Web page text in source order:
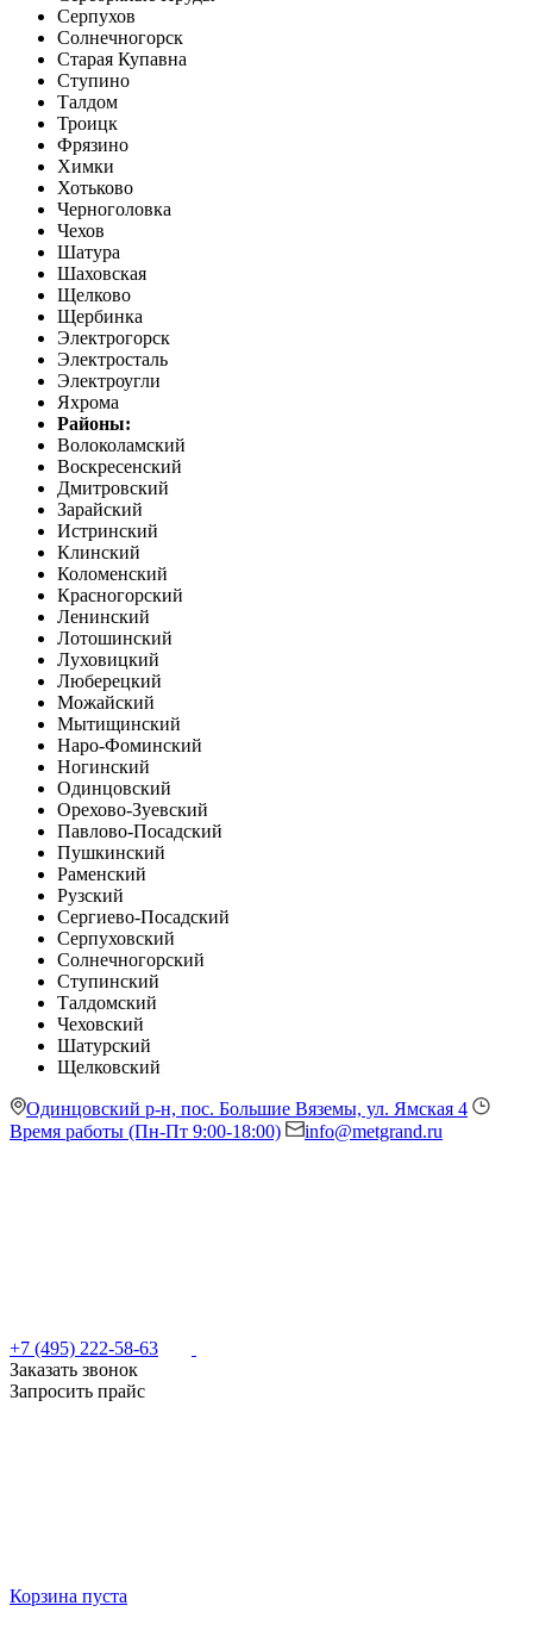
Серпухов
Солнечногорск
Старая Купавна
Ступино
Талдом
Троицк
Фрязино
Химки
Хотьково
Черноголовка
Чехов
Шатура
Шаховская
Щелково
Щербинка
Электрогорск
Электросталь
Электроугли
Яхрома
Районы:
Волоколамский
Воскресенский
Дмитровский
Зарайский
Истринский
Клинский
Коломенский
Красногорский
Ленинский
Лотошинский
Луховицкий
Люберецкий
Можайский
Мытищинский
Наро-Фоминский
Ногинский
Одинцовский
Орехово-Зуевский
Павлово-Посадский
Пушкинский
Раменский
Рузский
Сергиево-Посадский
Серпуховский
Солнечногорский
Ступинский
Талдомский
Чеховский
Шатурский
Щелковский
Одинцовский р-н, пос. Большие Вяземы, ул. Ямская 4
Время работы (Пн-Пт 9:00-18:00)
info@metgrand.ru
+7 (495) 222-58-63
Заказать звонок
Запросить прайс
Корзина пуста